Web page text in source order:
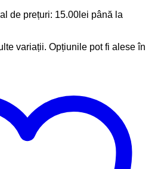
de prețuri: 15.00lei până la
variații. Opțiunile pot fi alese în